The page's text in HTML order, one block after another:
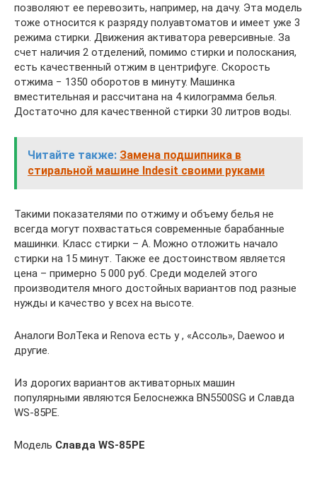
позволяют ее перевозить, например, на дачу. Эта модель
тоже относится к разряду полуавтоматов и имеет уже 3
режима стирки. Движения активатора реверсивные. За
счет наличия 2 отделений, помимо стирки и полоскания,
есть качественный отжим в центрифуге. Скорость
отжима − 1350 оборотов в минуту. Машинка
вместительная и рассчитана на 4 килограмма белья.
Достаточно для качественной стирки 30 литров воды.
Читайте также: Замена подшипника в
стиральной машине Indesit своими руками
Такими показателями по отжиму и объему белья не
всегда могут похвастаться современные барабанные
машинки. Класс стирки – А. Можно отложить начало
стирки на 15 минут. Также ее достоинством является
цена – примерно 5 000 руб. Среди моделей этого
производителя много достойных вариантов под разные
нужды и качество у всех на высоте.
Аналоги ВолТека и Renova есть у , «Ассоль», Daewoo и
другие.
Из дорогих вариантов активаторных машин
популярными являются Белоснежка BN5500SG и Славда
WS-85PE.
Модель Славда WS-85PЕ